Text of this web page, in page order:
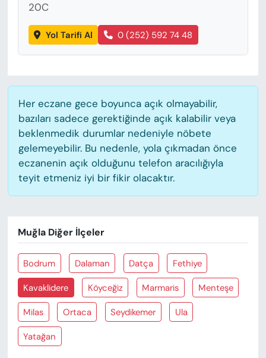
20C
Yol Tarifi Al 0 (252) 592 74 48
Her eczane gece boyunca açık olmayabilir,
bazıları sadece gerektiğinde açık kalabilir veya
beklenmedik durumlar nedeniyle nöbete
gelemeyebilir. Bu nedenle, yola çıkmadan önce
eczanenin açık olduğunu telefon aracılığıyla
teyit etmeniz iyi bir fikir olacaktır.
Muğla Diğer İlçeler
Bodrum Dalaman Datça Fethiye
Kavaklidere Köyceğiz Marmaris Menteşe
Milas Ortaca Seydikemer Ula
Yatağan
SPOR
KÜLTÜR-SANAT
YAZAR KÖŞESİ
SİYASET